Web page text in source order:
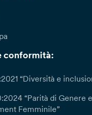
conformità:
“Diversità e
“Parità di Genere
Femminile”